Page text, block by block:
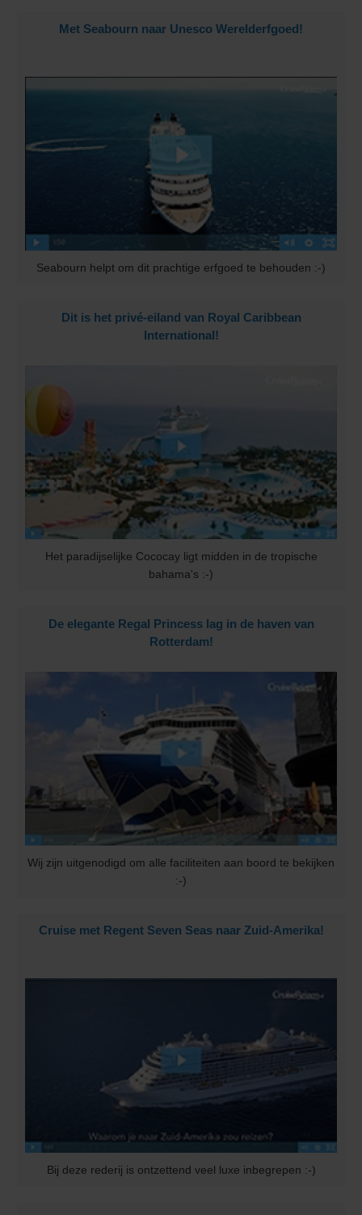
Met Seabourn naar Unesco Werelderfgoed!
Seabourn helpt om dit prachtige erfgoed te behouden :-)
Dit is het privé-eiland van Royal Caribbean
International!
Het paradijselijke Cococay ligt midden in de tropische
bahama's :-)
De elegante Regal Princess lag in de haven van
Rotterdam!
Wij zijn uitgenodigd om alle faciliteiten aan boord te bekijken
:-)
Cruise met Regent Seven Seas naar Zuid-Amerika!
Bij deze rederij is ontzettend veel luxe inbegrepen :-)